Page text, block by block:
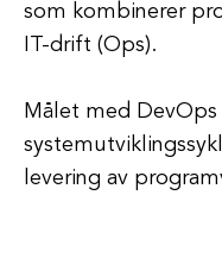
som kombinerer
IT-drift (Ops).
Målet med
levering av